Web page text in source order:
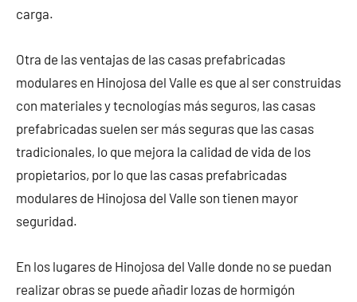
carga.
Otra de las ventajas de las casas prefabricadas
modulares en Hinojosa del Valle es que al ser construidas
con materiales y tecnologías más seguros, las casas
prefabricadas suelen ser más seguras que las casas
tradicionales, lo que mejora la calidad de vida de los
propietarios, por lo que las casas prefabricadas
modulares de Hinojosa del Valle son tienen mayor
seguridad.
En los lugares de Hinojosa del Valle donde no se puedan
realizar obras se puede añadir lozas de hormigón